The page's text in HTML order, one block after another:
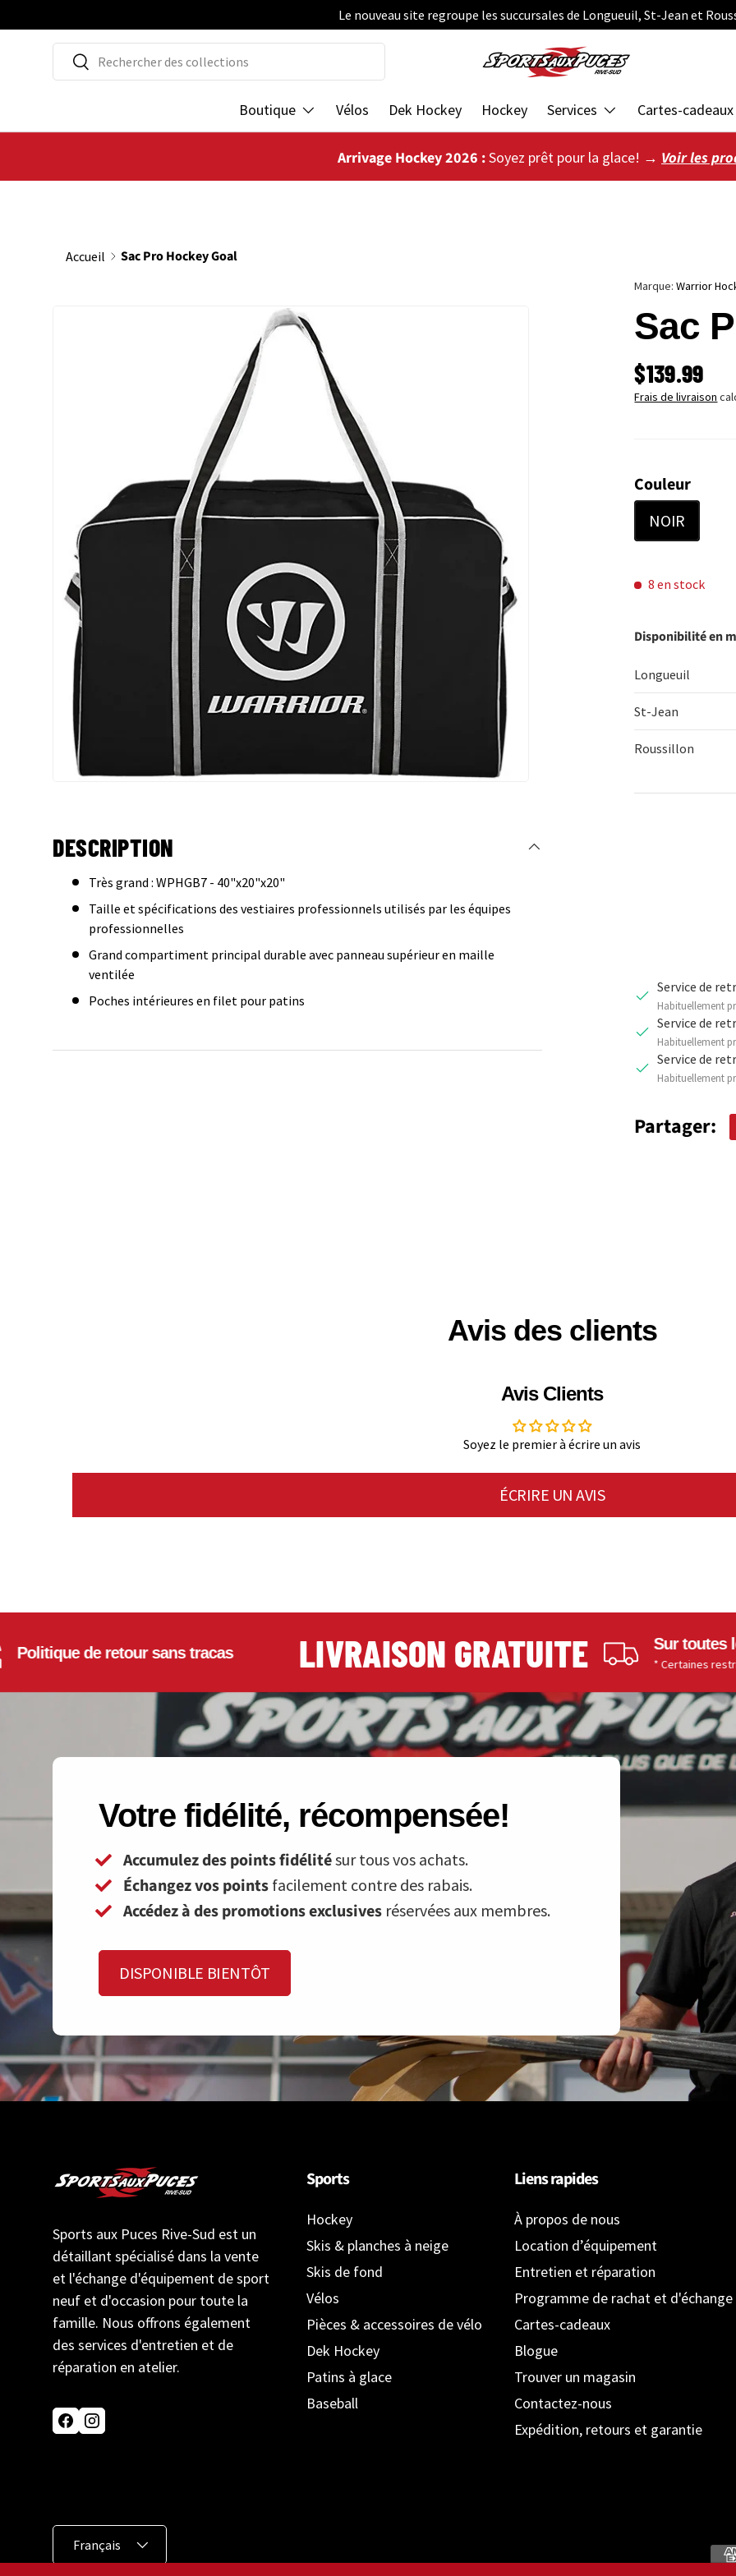
ALLER AU CONTENU
Le nouveau site regroupe les succursales de Longueuil, St-Jean et
Recherche
Rechercher
Boutique Vélos Dek Hockey Hockey Services Cartes-cadeaux
Arrivage Hockey 2026 :Soyez prêt pour la glace! → Voir les
Accueil Sac Pro Hockey Goal
PASSER AUX INFORMATIONS PRODUITS
Marque:Warrior
Sac
PRIX
$139.99
Frais de livraison
Couleur
NOIR
8 en stock
Disponibilité en
Longueuil
St-Jean
Roussillon
Service de
Habituellement
Service de
Habituellement
Service de
Habituellement
Partager:
DESCRIPTION
Très grand : WPHGB7 - 40"x20"x20"
Taille et spécifications des vestiaires professionnels utilisés par les équipes
professionnelles
Grand compartiment principal durable avec panneau supérieur en maille
ventilée
Poches intérieures en filet pour patins
Avis des clients
Avis Clients
Soyez le premier à écrire un avis
ÉCRIRE UN AVIS
de retour sans tracas LIVRAISON GRATUITE Sur toutes les
* Certaines restrictions
Votre fidélité, récompensée!
Accumulez des points fidélitésur tous vos achats.
Échangez vos points facilement contre des rabais.
Accédez à des promotions exclusives réservées aux membres.
DISPONIBLE BIENTÔT
Sports aux Puces Rive-Sud est un
détaillant spécialisé dans la vente
et l'échange d'équipement de sport
neuf et d'occasion pour toute la
famille. Nous offrons également
des services d'entretien et de
réparation en atelier.
FacebookInstagram
Sports
Hockey
Skis & planches à neige
Skis de fond
Vélos
Pièces & accessoires de vélo
Dek Hockey
Patins à glace
Baseball
Liens rapides
À propos de nous
Location d’équipement
Entretien et réparation
Programme de rachat et d'échange
Cartes-cadeaux
Blogue
Trouver un magasin
Contactez-nous
Expédition, retours et garantie
Moyens de paiement acceptés
Langue
Français